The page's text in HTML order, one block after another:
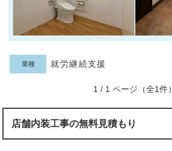
業種 就労継続支援
1 / 1 ページ（全1件）
店舗内装工事の無料見積もり